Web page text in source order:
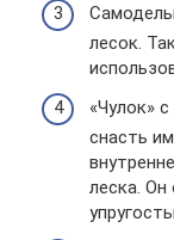
лесок.
«Чулок»
снасть
леска.